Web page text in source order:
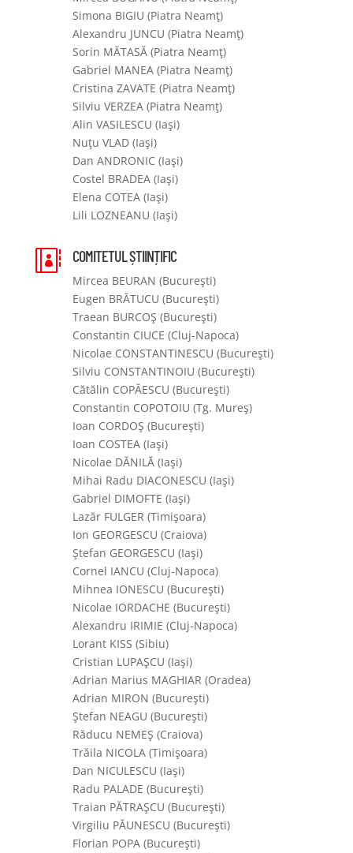
Simona BIGIU (Piatra Neamţ)
Alexandru JUNCU (Piatra Neamţ)
Sorin MĂTASĂ (Piatra Neamţ)
Gabriel MANEA (Piatra Neamţ)
Cristina ZAVATE (Piatra Neamţ)
Silviu VERZEA (Piatra Neamţ)
Alin VASILESCU (Iaşi)
Nuţu VLAD (Iaşi)
Dan ANDRONIC (Iaşi)
Costel BRADEA (Iaşi)
Elena COTEA (Iaşi)
Lili LOZNEANU (Iaşi)
 COMITETUL ȘTIINȚIFIC
Mircea BEURAN (Bucureşti)
Eugen BRĂTUCU (Bucureşti)
Traean BURCOŞ (Bucureşti)
Constantin CIUCE (Cluj-Napoca)
Nicolae CONSTANTINESCU (Bucureşti)
Silviu CONSTANTINOIU (Bucureşti)
Cătălin COPĂESCU (Bucureşti)
Constantin COPOTOIU (Tg. Mureş)
Ioan CORDOŞ (Bucureşti)
Ioan COSTEA (Iaşi)
Nicolae DĂNILĂ (Iaşi)
Mihai Radu DIACONESCU (Iaşi)
Gabriel DIMOFTE (Iaşi)
Lazăr FULGER (Timişoara)
Ion GEORGESCU (Craiova)
Ştefan GEORGESCU (Iaşi)
Cornel IANCU (Cluj-Napoca)
Mihnea IONESCU (Bucureşti)
Nicolae IORDACHE (Bucureşti)
Alexandru IRIMIE (Cluj-Napoca)
Lorant KISS (Sibiu)
Cristian LUPAŞCU (Iaşi)
Adrian Marius MAGHIAR (Oradea)
Adrian MIRON (Bucureşti)
Ştefan NEAGU (Bucureşti)
Răducu NEMEŞ (Craiova)
Trăila NICOLA (Timişoara)
Dan NICULESCU (Iaşi)
Radu PALADE (Bucureşti)
Traian PĂTRAŞCU (Bucureşti)
Virgiliu PĂUNESCU (Bucureşti)
Florian POPA (Bucureşti)